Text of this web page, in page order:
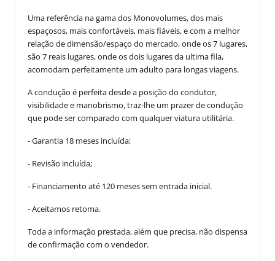
Uma referência na gama dos Monovolumes, dos mais
espaçosos, mais confortáveis, mais fiáveis, e com a melhor
relação de dimensão/espaço do mercado, onde os 7 lugares,
são 7 reais lugares, onde os dois lugares da ultima fila,
acomodam perfeitamente um adulto para longas viagens.
A condução é perfeita desde a posição do condutor,
visibilidade e manobrismo, traz-lhe um prazer de condução
que pode ser comparado com qualquer viatura utilitária.
- Garantia 18 meses incluída;
- Revisão incluída;
- Financiamento até 120 meses sem entrada inicial.
- Aceitamos retoma.
Toda a informação prestada, além que precisa, não dispensa
de confirmação com o vendedor.